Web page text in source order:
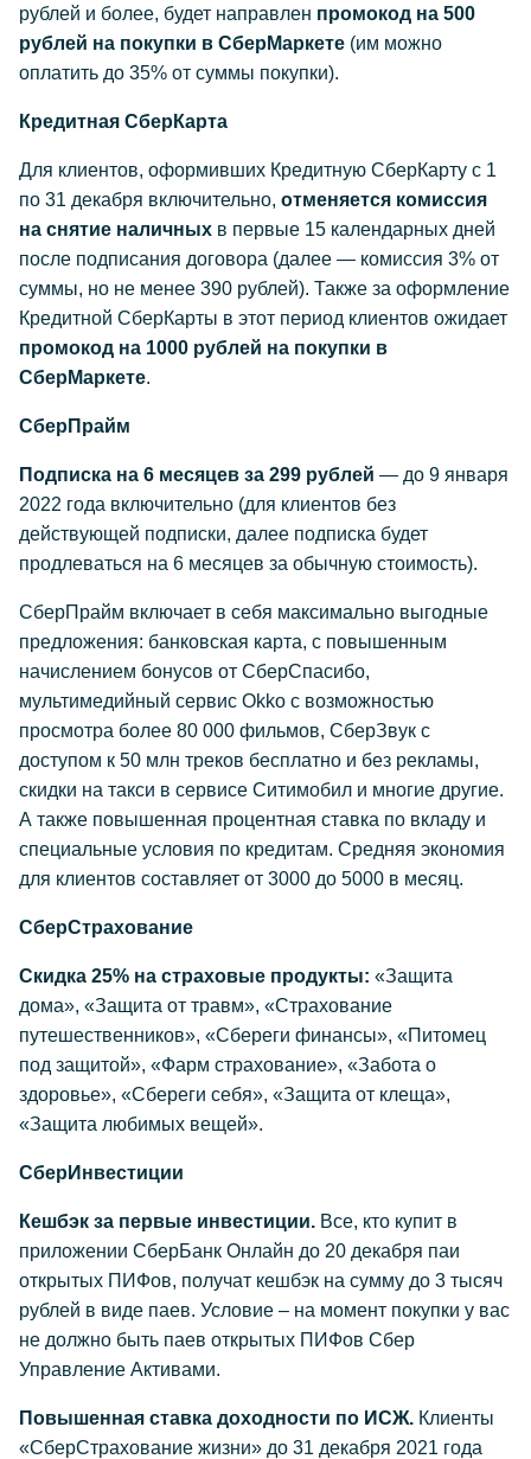
рублей и более, будет направлен промокод на 500
рублей на покупки в СберМаркете (им можно
оплатить до 35% от суммы покупки).
Кредитная СберКарта
Для клиентов, оформивших Кредитную СберКарту с 1
по 31 декабря включительно, отменяется комиссия
на снятие наличных в первые 15 календарных дней
после подписания договора (далее — комиссия 3% от
суммы, но не менее 390 рублей). Также за оформление
Кредитной СберКарты в этот период клиентов ожидает
промокод на 1000 рублей на покупки в
СберМаркете.
СберПрайм
Подписка на 6 месяцев за 299 рублей — до 9 января
2022 года включительно (для клиентов без
действующей подписки, далее подписка будет
продлеваться на 6 месяцев за обычную стоимость).
СберПрайм включает в себя максимально выгодные
предложения: банковская карта, с повышенным
начислением бонусов от СберСпасибо,
мультимедийный сервис Okko с возможностью
просмотра более 80 000 фильмов, СберЗвук с
доступом к 50 млн треков бесплатно и без рекламы,
скидки на такси в сервисе Ситимобил и многие другие.
А также повышенная процентная ставка по вкладу и
специальные условия по кредитам. Средняя экономия
для клиентов составляет от 3000 до 5000 в месяц.
СберСтрахование
Скидка 25% на страховые продукты: «Защита
дома», «Защита от травм», «Страхование
путешественников», «Сбереги финансы», «Питомец
под защитой», «Фарм страхование», «Забота о
здоровье», «Сбереги себя», «Защита от клеща»,
«Защита любимых вещей».
СберИнвестиции
Кешбэк за первые инвестиции. Все, кто купит в
приложении СберБанк Онлайн до 20 декабря паи
открытых ПИФов, получат кешбэк на сумму до 3 тысяч
рублей в виде паев. Условие – на момент покупки у вас
не должно быть паев открытых ПИФов Сбер
Управление Активами.
Повышенная ставка доходности по ИСЖ. Клиенты
«СберСтрахование жизни» до 31 декабря 2021 года